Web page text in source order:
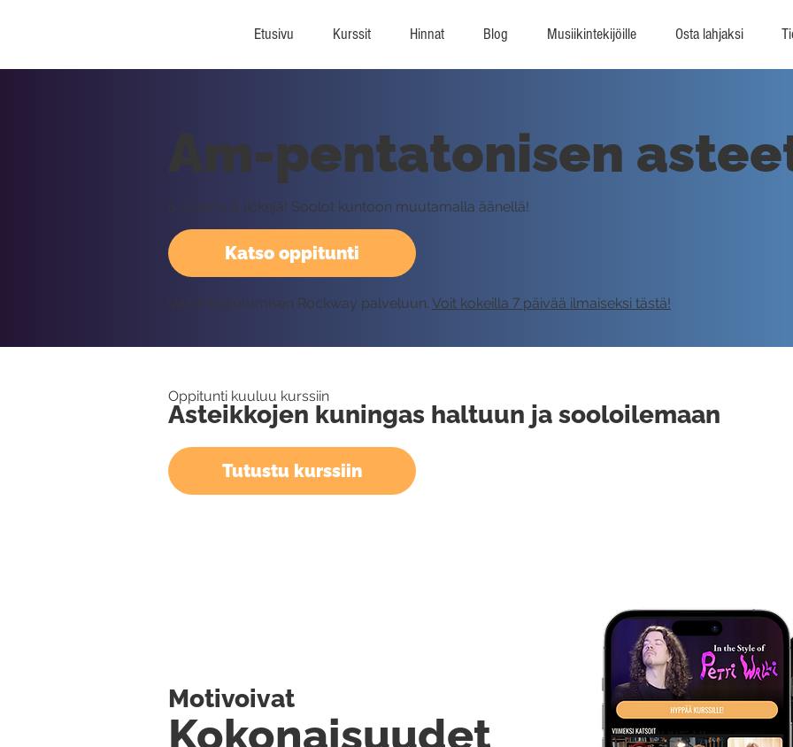
Etusivu Kurssit Hinnat Blog Musiikintekijöille Osta lahjaksi
Katso oppitunti
Am-pentatonisen
5. asema & lickejä! Soolot kuntoon muutamalla äänellä!
Vaatii kirjautumisen Rockway palveluun. Voit kokeilla 7 päivää ilmaiseksi tästä!
Oppitunti kuuluu kurssiin
Asteikkojen kuningas haltuun ja sooloilemaan
Tutustu kurssiin
Kokonaisuudet
Motivoivat